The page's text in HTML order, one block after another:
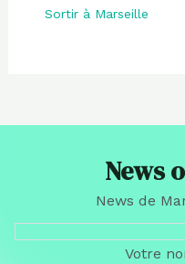
Sortir à Marseille
News
News de
Votre